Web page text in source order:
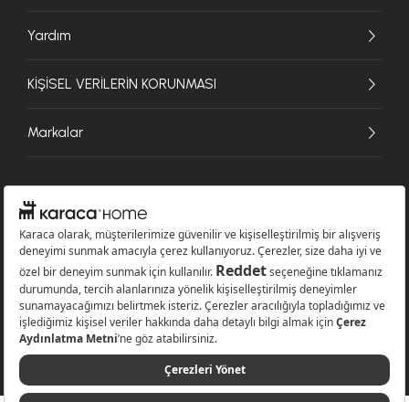
Yardım
KİŞİSEL VERİLERİN KORUNMASI
Markalar
© 2026 Karaca Home Collection Tekstil Sanayi ve Ticaret A.Ş. - Tüm hakları
saklıdır.